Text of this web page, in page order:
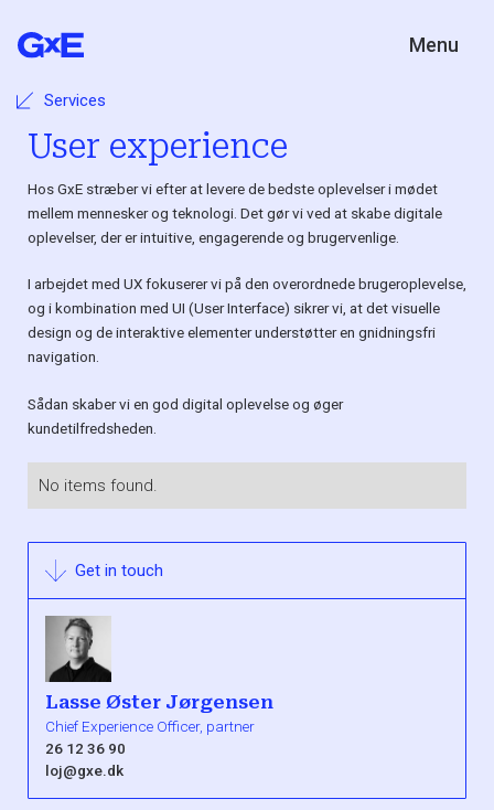
Menu
Services
User experience
Hos GxE stræber vi efter at levere de bedste oplevelser i mødet
mellem mennesker og teknologi. Det gør vi ved at skabe digitale
oplevelser, der er intuitive, engagerende og brugervenlige.
I arbejdet med UX fokuserer vi på den overordnede brugeroplevelse,
og i kombination med UI (User Interface) sikrer vi, at det visuelle
design og de interaktive elementer understøtter en gnidningsfri
navigation.
Sådan skaber vi en god digital oplevelse og øger
kundetilfredsheden.
No items found.
Get in touch
Lasse Øster Jørgensen
Chief Experience Officer, partner
26 12 36 90
loj@gxe.dk